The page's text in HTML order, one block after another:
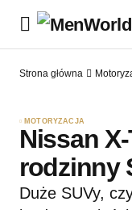
Strona główna
MOTORYZACJA
Nissan
rodzinny
Duże SUVy,